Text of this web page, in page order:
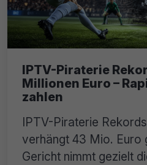
IPTV-Piraterie
Millionen Euro –
zahlen
IPTV-Piraterie
verhängt 43 Mio. Euro
Gericht nimmt gezielt